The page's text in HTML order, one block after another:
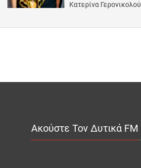
Κατερίνα Γερονικολού
Ακούστε Τον Δυτικά FM